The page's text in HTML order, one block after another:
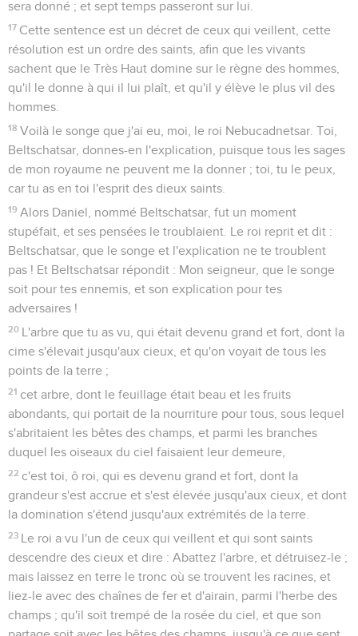
sera donné ; et sept temps passeront sur lui.
17 Cette sentence est un décret de ceux qui veillent, cette
résolution est un ordre des saints, afin que les vivants
sachent que le Très Haut domine sur le règne des hommes,
qu'il le donne à qui il lui plaît, et qu'il y élève le plus vil des
hommes.
18 Voilà le songe que j'ai eu, moi, le roi Nebucadnetsar. Toi,
Beltschatsar, donnes-en l'explication, puisque tous les sages
de mon royaume ne peuvent me la donner ; toi, tu le peux,
car tu as en toi l'esprit des dieux saints.
19 Alors Daniel, nommé Beltschatsar, fut un moment
stupéfait, et ses pensées le troublaient. Le roi reprit et dit :
Beltschatsar, que le songe et l'explication ne te troublent
pas ! Et Beltschatsar répondit : Mon seigneur, que le songe
soit pour tes ennemis, et son explication pour tes
adversaires !
20 L'arbre que tu as vu, qui était devenu grand et fort, dont la
cime s'élevait jusqu'aux cieux, et qu'on voyait de tous les
points de la terre ;
21 cet arbre, dont le feuillage était beau et les fruits
abondants, qui portait de la nourriture pour tous, sous lequel
s'abritaient les bêtes des champs, et parmi les branches
duquel les oiseaux du ciel faisaient leur demeure,
22 c'est toi, ô roi, qui es devenu grand et fort, dont la
grandeur s'est accrue et s'est élevée jusqu'aux cieux, et dont
la domination s'étend jusqu'aux extrémités de la terre.
23 Le roi a vu l'un de ceux qui veillent et qui sont saints
descendre des cieux et dire : Abattez l'arbre, et détruisez-le ;
mais laissez en terre le tronc où se trouvent les racines, et
liez-le avec des chaînes de fer et d'airain, parmi l'herbe des
champs ; qu'il soit trempé de la rosée du ciel, et que son